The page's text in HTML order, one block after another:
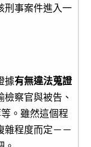
刑事案件進入一
據有無違法蒐證
檢察官與被告、
。雖然這個程
雜程度而定－－